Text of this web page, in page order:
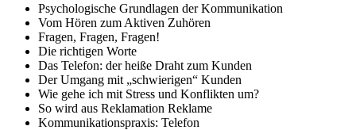
Psychologische Grundlagen der Kommunikation
Vom Hören zum Aktiven Zuhören
Fragen, Fragen, Fragen!
Die richtigen Worte
Das Telefon: der heiße Draht zum Kunden
Der Umgang mit „schwierigen“ Kunden
Wie gehe ich mit Stress und Konflikten um?
So wird aus Reklamation Reklame
Kommunikationspraxis: Telefon